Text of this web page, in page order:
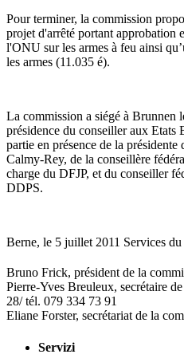
Pour terminer, la commission
projet d'arrêté portant approbation
l'ONU sur les armes à feu ainsi
les armes (11.035 é).
La commission a siégé à Brunnen
présidence du conseiller aux
partie en présence de la
Calmy-Rey, de la conseillère
charge du DFJP, et du conseiller
DDPS.
Berne, le 5 juillet 2011 Services du
Bruno Frick, président de la
Pierre-Yves Breuleux, secrétaire
28/ tél. 079 334 73 91
Eliane Forster, secrétariat de la
Servizi